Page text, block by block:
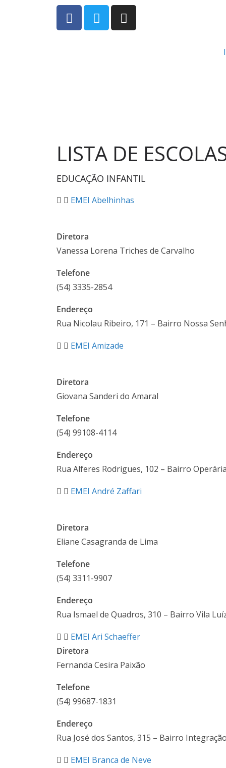
LISTA DE
EDUCAÇÃO INFANTIL
EMEI Abelhinhas
Diretora
Vanessa Lorena Triches de Carvalho
Telefone
(54) 3335-2854
Endereço
Rua Nicolau Ribeiro, 171 – Bairro Nossa
EMEI Amizade
Diretora
Giovana Sanderi do Amaral
Telefone
(54) 99108-4114
Endereço
Rua Alferes Rodrigues, 102 – Bairro
EMEI André Zaffari
Diretora
Eliane Casagranda de Lima
Telefone
(54) 3311-9907
Endereço
Rua Ismael de Quadros, 310 – Bairro Vila
EMEI Ari Schaeffer
Diretora
Fernanda Cesira Paixão
Telefone
(54) 99687-1831
Endereço
Rua José dos Santos, 315 – Bairro
EMEI Branca de Neve